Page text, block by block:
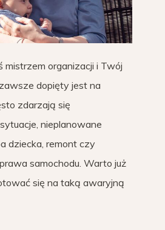
mistrzem organizacji i Twój
dopięty jest na
zdarzają się
nieplanowane
dziecka, remont czy
samochodu. Warto już
się na taką awaryjną